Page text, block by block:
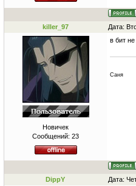
killer_97 Дата:
Новичек
Сообщений: 23
в бит
Саня
DippY Дата: